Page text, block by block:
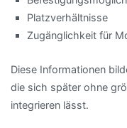
Platzverhältnisse
Zugänglichkeit für
Diese Informationen
die sich später ohne
integrieren lässt.